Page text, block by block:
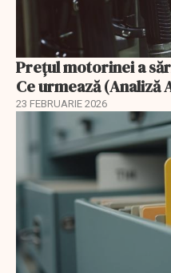
Prețul motorinei a
Ce urmează (Analiză
23 FEBRUARIE 2026